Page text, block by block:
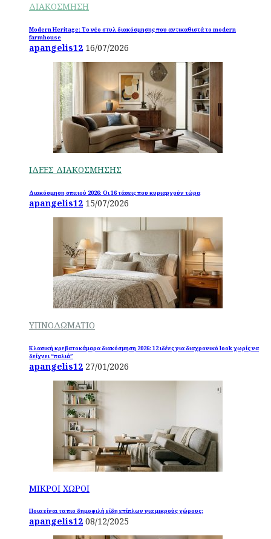
ΔΙΑΚΟΣΜΗΣΗ
Modern Heritage: Το νέο στυλ διακόσμησης που αντικαθιστά το modern
farmhouse
apangelis12 16/07/2026
ΙΔΕΕΣ ΔΙΑΚΟΣΜΗΣΗΣ
Διακόσμηση σπιτιού 2026: Οι 16 τάσεις που κυριαρχούν τώρα
apangelis12 15/07/2026
ΥΠΝΟΔΩΜΑΤΙΟ
Κλασική κρεβατοκάμαρα διακόσμηση 2026: 12 ιδέες για διαχρονικό look χωρίς να
δείχνει “παλιά”
apangelis12 27/01/2026
ΜΙΚΡΟΙ ΧΩΡΟΙ
Ποια είναι τα πιο δημοφιλή είδη επίπλων για μικρούς χώρους;
apangelis12 08/12/2025